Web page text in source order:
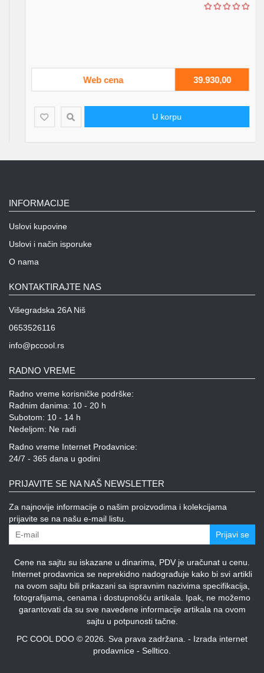
Web cena 39.930,00
U korpu
INFORMACIJE
Uslovi kupovine
Uslovi i način isporuke
O nama
KONTAKTIRAJTE NAS
Višegradska 26A Niš
0653526116
info@pccool.rs
RADNO VREME
Radno vreme korisničke podrške:
Radnim danima: 10 - 20 h
Subotom: 10 - 14 h
Nedeljom: Ne radi
Radno vreme Internet Prodavnice:
24/7 - 365 dana u godini
PRIJAVITE SE NA NAŠ NEWSLETTER
Za najnovije informacije o našim proizvodima i kolekcijama
prijavite se na našu e-mail listu.
Prijavi se
Cene na sajtu su iskazane u dinarima, PDV je uračunat u cenu.
Internet prodavnica se neprekidno nadograđuje kako bi svi artikli
na ovom sajtu bili prikazani sa ispravnim nazivima specifikacija,
fotografijama, cenama i dostupnošću artikala. Ipak, ne možemo
garantovati da su sve navedene informacije artikala na ovom
sajtu u potpunosti tačne.
PC COOL DOO © 2026. Sva prava zadržana. - Izrada internet
prodavnice - Selltico.